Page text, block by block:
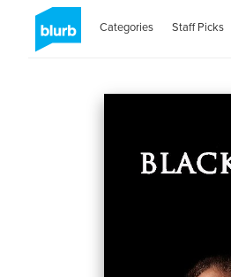
Categories Staff Picks